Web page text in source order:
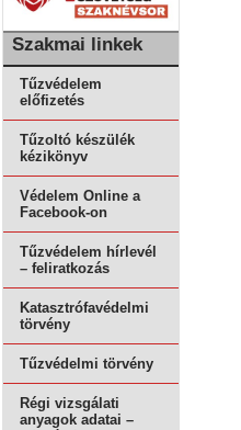
Szakmai linkek
Tűzvédelem
előfizetés
Tűzoltó készülék
kézikönyv
Védelem Online a
Facebook-on
Tűzvédelem hírlevél
– feliratkozás
Katasztrófavédelmi
törvény
Tűzvédelmi törvény
Régi vizsgálati
anyagok adatai –